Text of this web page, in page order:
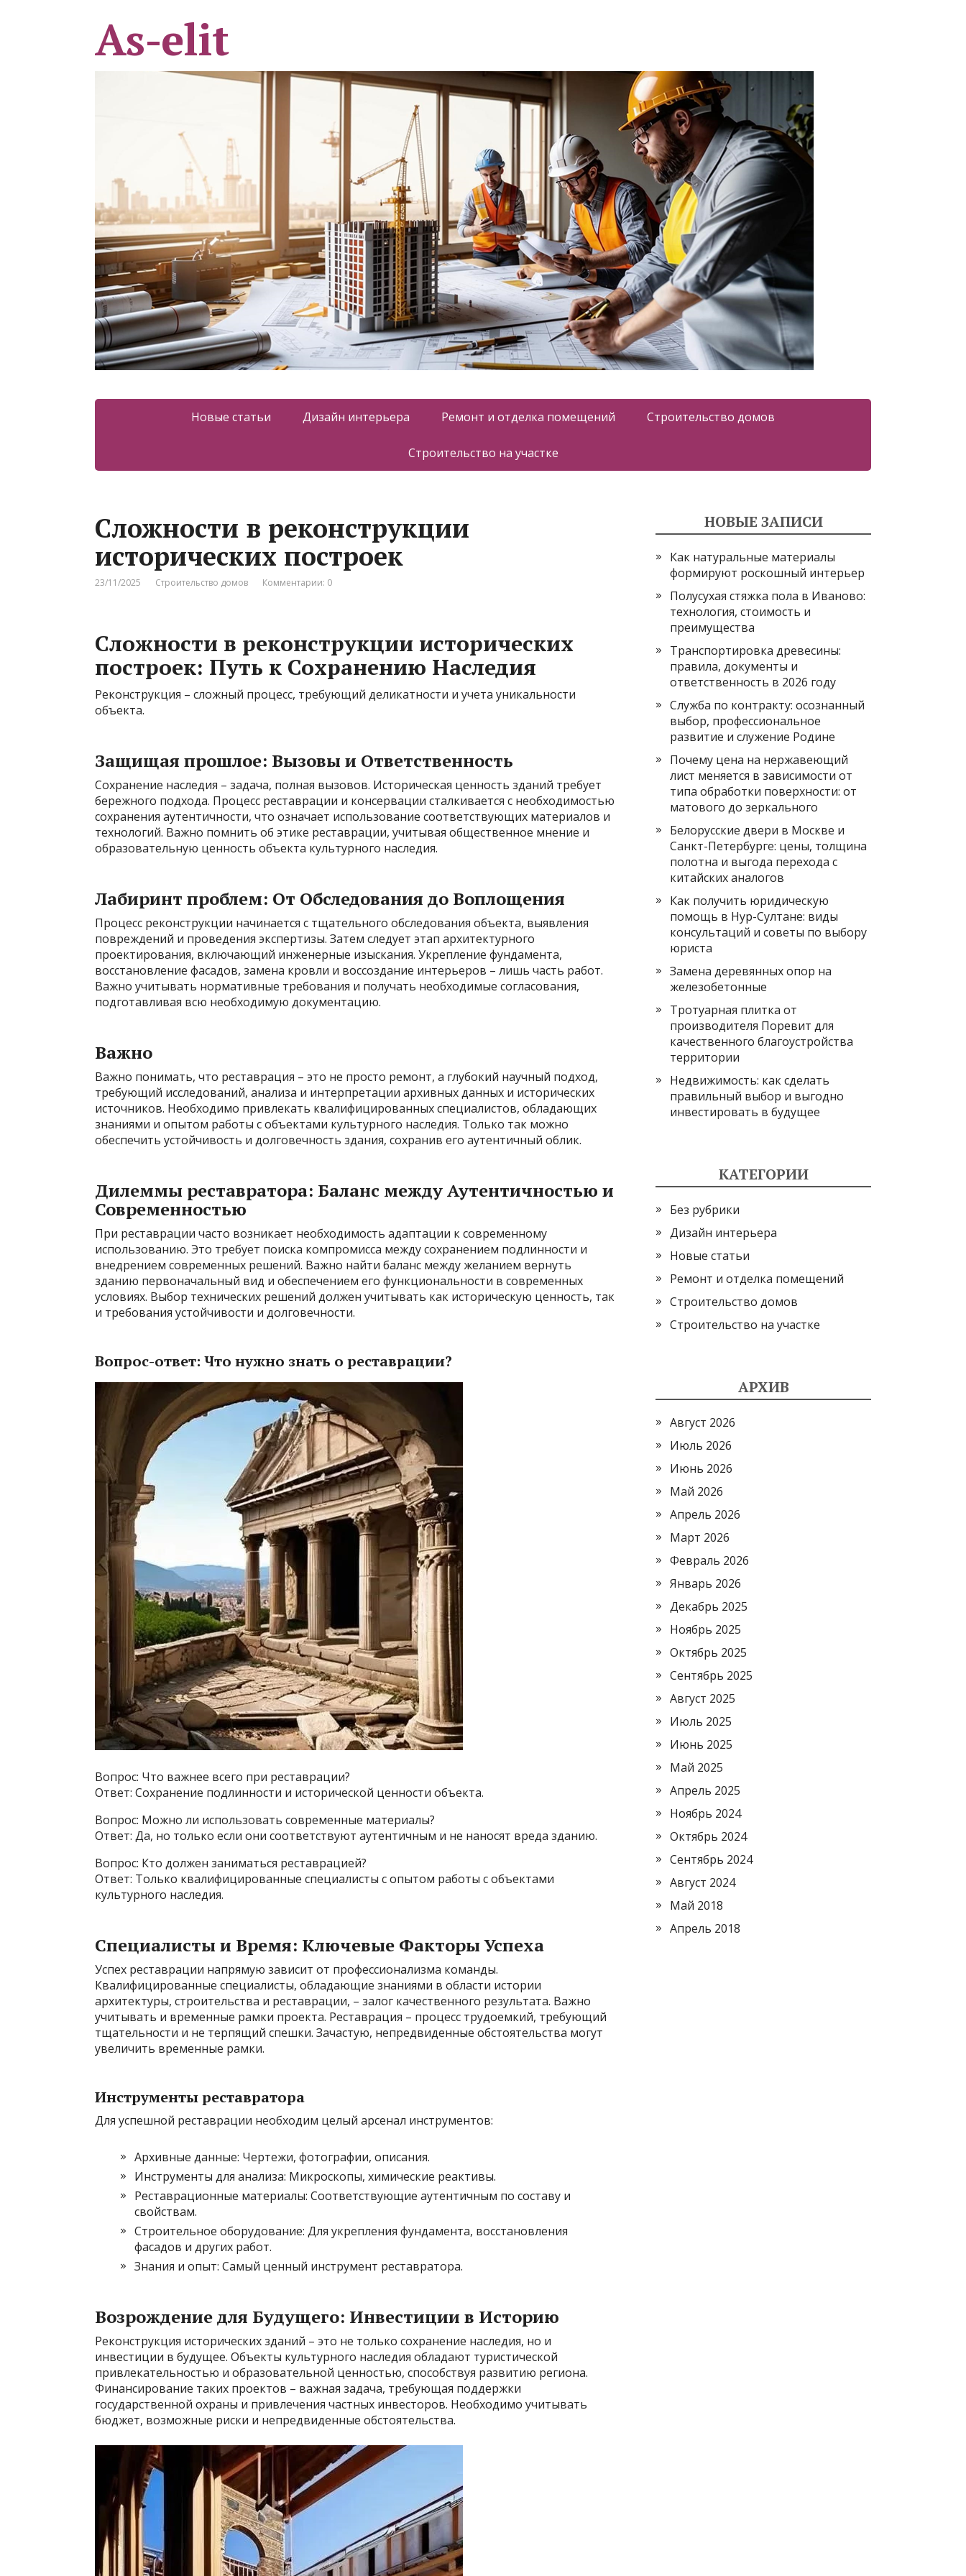
As-elit
Новые статьи Дизайн интерьера Ремонт и отделка помещений Строительство домов
Строительство на участке
Сложности в реконструкции
исторических построек
23/11/2025 Строительство домов Комментарии: 0
Сложности в реконструкции исторических
построек: Путь к Сохранению Наследия
Реконструкция – сложный процесс, требующий деликатности и учета уникальности
объекта.
Защищая прошлое: Вызовы и Ответственность
Сохранение наследия – задача, полная вызовов. Историческая ценность зданий требует
бережного подхода. Процесс реставрации и консервации сталкивается с необходимостью
сохранения аутентичности, что означает использование соответствующих материалов и
технологий. Важно помнить об этике реставрации, учитывая общественное мнение и
образовательную ценность объекта культурного наследия.
Лабиринт проблем: От Обследования до Воплощения
Процесс реконструкции начинается с тщательного обследования объекта, выявления
повреждений и проведения экспертизы. Затем следует этап архитектурного
проектирования, включающий инженерные изыскания. Укрепление фундамента,
восстановление фасадов, замена кровли и воссоздание интерьеров – лишь часть работ.
Важно учитывать нормативные требования и получать необходимые согласования,
подготавливая всю необходимую документацию.
Важно
Важно понимать, что реставрация – это не просто ремонт, а глубокий научный подход,
требующий исследований, анализа и интерпретации архивных данных и исторических
источников. Необходимо привлекать квалифицированных специалистов, обладающих
знаниями и опытом работы с объектами культурного наследия. Только так можно
обеспечить устойчивость и долговечность здания, сохранив его аутентичный облик.
Дилеммы реставратора: Баланс между Аутентичностью и
Современностью
При реставрации часто возникает необходимость адаптации к современному
использованию. Это требует поиска компромисса между сохранением подлинности и
внедрением современных решений. Важно найти баланс между желанием вернуть
зданию первоначальный вид и обеспечением его функциональности в современных
условиях. Выбор технических решений должен учитывать как историческую ценность, так
и требования устойчивости и долговечности.
Вопрос-ответ: Что нужно знать о реставрации?
Вопрос: Что важнее всего при реставрации?
Ответ: Сохранение подлинности и исторической ценности объекта.
Вопрос: Можно ли использовать современные материалы?
Ответ: Да, но только если они соответствуют аутентичным и не наносят вреда зданию.
Вопрос: Кто должен заниматься реставрацией?
Ответ: Только квалифицированные специалисты с опытом работы с объектами
культурного наследия.
Специалисты и Время: Ключевые Факторы Успеха
Успех реставрации напрямую зависит от профессионализма команды.
Квалифицированные специалисты, обладающие знаниями в области истории
архитектуры, строительства и реставрации, – залог качественного результата. Важно
учитывать и временные рамки проекта. Реставрация – процесс трудоемкий, требующий
тщательности и не терпящий спешки. Зачастую, непредвиденные обстоятельства могут
увеличить временные рамки.
Инструменты реставратора
Для успешной реставрации необходим целый арсенал инструментов:
Архивные данные: Чертежи, фотографии, описания.
Инструменты для анализа: Микроскопы, химические реактивы.
Реставрационные материалы: Соответствующие аутентичным по составу и
свойствам.
Строительное оборудование: Для укрепления фундамента, восстановления
фасадов и других работ.
Знания и опыт: Самый ценный инструмент реставратора.
Возрождение для Будущего: Инвестиции в Историю
Реконструкция исторических зданий – это не только сохранение наследия, но и
инвестиции в будущее. Объекты культурного наследия обладают туристической
привлекательностью и образовательной ценностью, способствуя развитию региона.
Финансирование таких проектов – важная задача, требующая поддержки
государственной охраны и привлечения частных инвесторов. Необходимо учитывать
бюджет, возможные риски и непредвиденные обстоятельства.
НОВЫЕ ЗАПИСИ
Как натуральные материалы
формируют роскошный интерьер
Полусухая стяжка пола в Иваново:
технология, стоимость и
преимущества
Транспортировка древесины:
правила, документы и
ответственность в 2026 году
Служба по контракту: осознанный
выбор, профессиональное
развитие и служение Родине
Почему цена на нержавеющий
лист меняется в зависимости от
типа обработки поверхности: от
матового до зеркального
Белорусские двери в Москве и
Санкт-Петербурге: цены, толщина
полотна и выгода перехода с
китайских аналогов
Как получить юридическую
помощь в Нур-Султане: виды
консультаций и советы по выбору
юриста
Замена деревянных опор на
железобетонные
Тротуарная плитка от
производителя Поревит для
качественного благоустройства
территории
Недвижимость: как сделать
правильный выбор и выгодно
инвестировать в будущее
КАТЕГОРИИ
Без рубрики
Дизайн интерьера
Новые статьи
Ремонт и отделка помещений
Строительство домов
Строительство на участке
АРХИВ
Август 2026
Июль 2026
Июнь 2026
Май 2026
Апрель 2026
Март 2026
Февраль 2026
Январь 2026
Декабрь 2025
Ноябрь 2025
Октябрь 2025
Сентябрь 2025
Август 2025
Июль 2025
Июнь 2025
Май 2025
Апрель 2025
Ноябрь 2024
Октябрь 2024
Сентябрь 2024
Август 2024
Май 2018
Апрель 2018